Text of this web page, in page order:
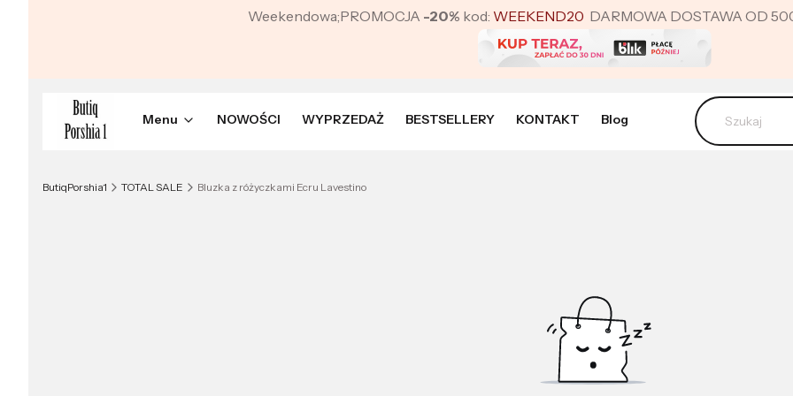
Weekendowa;PROMOCJA -20% kod: WEEKEND20 DARMOWA DOSTAWA OD
Menu NOWOŚCI WYPRZEDAŻ BESTSELLERY KONTAKT Blog
ButiqPorshia1 TOTAL SALE Bluzka z różyczkami Ecru Lavestino